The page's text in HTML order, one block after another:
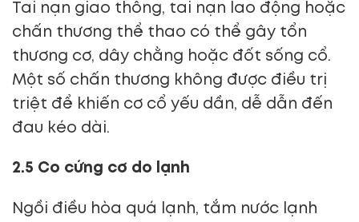
Tai nạn giao thông, tai nạn lao động hoặc
chấn thương thể thao có thể gây tổn
thương cơ, dây chằng hoặc đốt sống cổ.
Một số chấn thương không được điều trị
triệt để khiến cơ cổ yếu dần, dễ dẫn đến
đau kéo dài.
2.5 Co cứng cơ do lạnh
Ngồi điều hòa quá lạnh, tắm nước lạnh